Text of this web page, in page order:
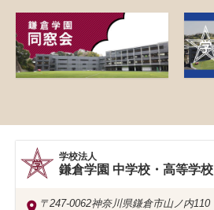
学校法人
鎌倉学園 中学校・高等学校
〒247-0062神奈川県鎌倉市山ノ内110